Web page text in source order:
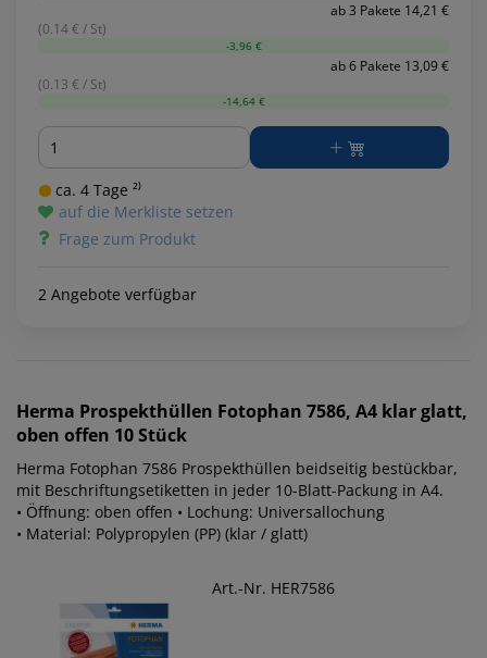
ab 3 Pakete 14,21 €
(0.14 € / St)
-3,96 €
ab 6 Pakete 13,09 €
(0.13 € / St)
-14,64 €
Menge
ca. 4 Tage ²⁾
auf die Merkliste setzen
Frage zum Produkt
2 Angebote verfügbar
Herma Prospekthüllen Fotophan 7586, A4 klar glatt,
oben offen 10 Stück
Herma Fotophan 7586 Prospekthüllen beidseitig bestückbar,
mit Beschriftungsetiketten in jeder 10-Blatt-Packung in A4.
• Öffnung: oben offen • Lochung: Universallochung
• Material: Polypropylen (PP) (klar / glatt)
Art.-Nr. HER7586